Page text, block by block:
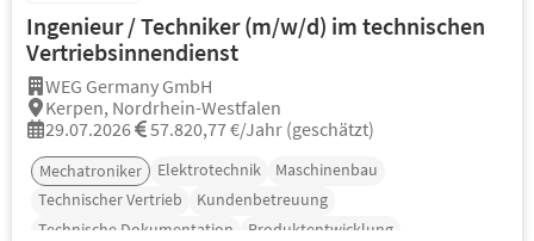
Ingenieur / Techniker (m/w/d) im technischen
Vertriebsinnendienst
WEG Germany GmbH
Kerpen, Nordrhein-Westfalen
29.07.2026
57.820,77 €/Jahr (geschätzt)
Mechatroniker Elektrotechnik
Maschinenbau
Technischer Vertrieb
Kundenbetreuung
Technische Dokumentation
Produktentwicklung